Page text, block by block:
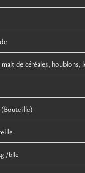
de céréales, houblons,
(Bouteille)
/blle